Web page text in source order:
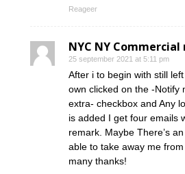
Reageer
NYC NY
25 september 2021 at 5:11 pm
After i to begin with still
own clicked on the -Notify
extra- checkbox and Any
is added I get four emails
remark. Maybe There’s
able to take away me
many thanks!